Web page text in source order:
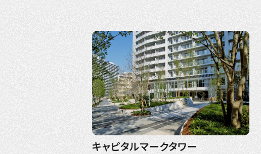
キャピタルマークタワー